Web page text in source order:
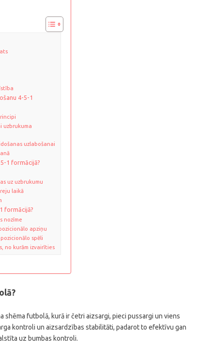
4-5-1
uzbrukuma
uzlabošanai
1 formācijā?
uz uzbrukumu
laikā
formācijā?
nozīme
apziņu
spēli
no kurām izvairīties
shēma futbolā, kurā ir četri aizsargi, pieci pussargi un viens
kontroli un aizsardzības stabilitāti, padarot to efektīvu gan
uz bumbas kontroli.